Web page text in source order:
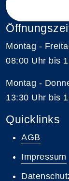
Montag -
08:00 Uhr bis
Montag -
13:30 Uhr bis
Quicklinks
AGB
Impressum